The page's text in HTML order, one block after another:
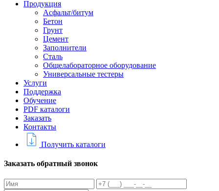
Продукция
Асфальт/битум
Бетон
Грунт
Цемент
Заполнители
Сталь
Общелабораторное оборудование
Универсальные тестеры
Услуги
Поддержка
Обучение
PDF каталоги
Заказать
Контакты
Получить каталоги
Заказать обратный звонок